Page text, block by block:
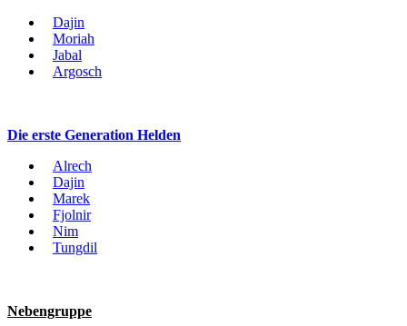
Dajin
Moriah
Jabal
Argosch
Die erste Generation Helden
Alrech
Dajin
Marek
Fjolnir
Nim
Tungdil
Nebengruppe